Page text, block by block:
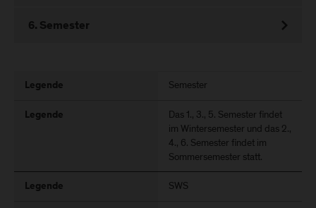
6. Semester
Legende Semester
Legende
Das 1., 3., 5. Semester findet
im Wintersemester und das 2.,
4., 6. Semester findet im
Sommersemester statt.
Legende SWS